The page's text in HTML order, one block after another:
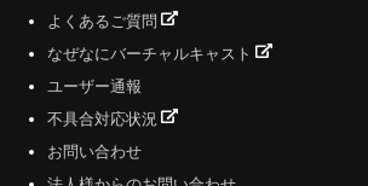
よくあるご質問
なぜなにバーチャルキャスト
ユーザー通報
不具合対応状況
お問い合わせ